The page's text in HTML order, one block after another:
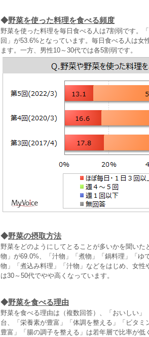
◆野菜を使った料理を食べる頻度
野菜を使った料理を毎日食べる人は7割弱です。
回」が53.6%となっています。毎日食べる人は
ます。一方、男性10～30代では各5割弱です。
◆野菜の摂取方法
野菜をどのようにしてとることが多いかを聞い
物」が69.0%、「汁物」「煮物」「鍋料理」「
物」「煮込み料理」「汁物」などをはじめ、女
は30～50代でやや高くなっています。
◆野菜を食べる理由
野菜を食べる理由は（複数回答）、「おいしい
台、「栄養素が豊富」「体調を整える」「ビタ
豊富」「腸の調子を整える」は若年層で比率が